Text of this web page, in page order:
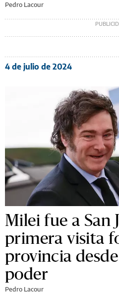
Pedro Lacour
4 de julio de 2024
Milei fue a San
primera visita
provincia
poder
Pedro Lacour